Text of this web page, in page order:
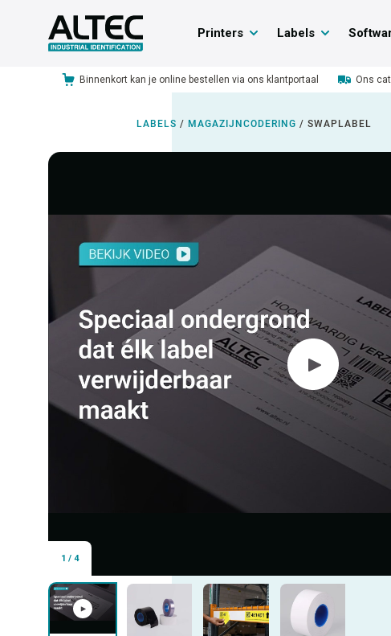
Printers Labels
Binnenkort kan je online bestellen via ons klantportaal Ons
LABELS / MAGAZIJNCODERING / SWAPLABEL
1 / 4